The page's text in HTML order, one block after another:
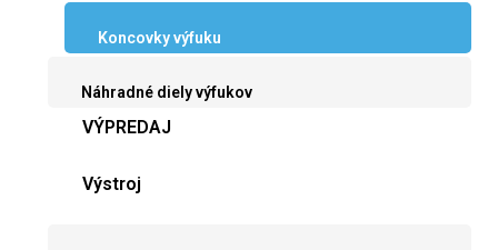
Koncovky výfuku
Náhradné diely výfukov
VÝPREDAJ
Výstroj